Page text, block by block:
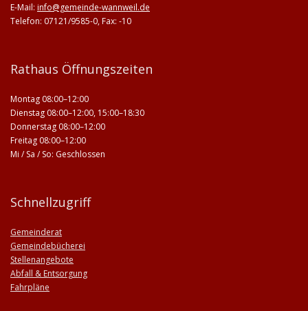
E-Mail: info@gemeinde-wannweil.de
Telefon: 07121/9585-0, Fax: -10
Rathaus Öffnungszeiten
Montag 08:00–12:00
Dienstag 08:00–12:00, 15:00–18:30
Donnerstag 08:00–12:00
Freitag 08:00–12:00
Mi / Sa / So: Geschlossen
Schnellzugriff
Gemeinderat
Gemeindebücherei
Stellenangebote
Abfall & Entsorgung
Fahrpläne